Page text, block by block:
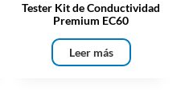
Tester Kit de Conductividad
Premium EC60
Leer más